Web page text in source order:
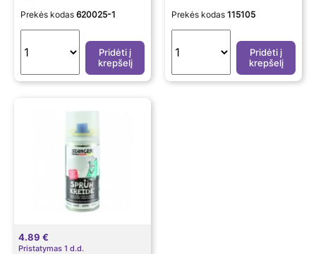
Prekės kodas 620025-1
Pridėti į
krepšelį
Prekės kodas 115105
Pridėti į
krepšelį
4.89 €
Pristatymas 1 d.d.